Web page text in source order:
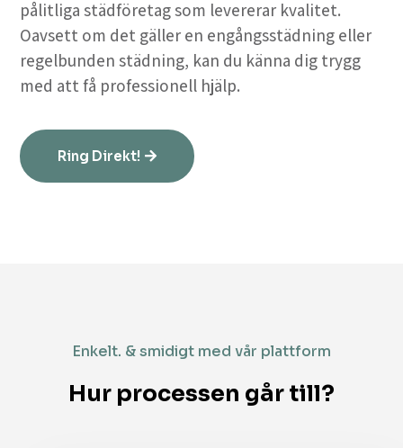
pålitliga städföretag som levererar kvalitet.
Oavsett om det gäller en engångsstädning eller
regelbunden städning, kan du känna dig trygg
med att få professionell hjälp.
Ring Direkt!
Enkelt. & smidigt med vår plattform
Hur processen går till?